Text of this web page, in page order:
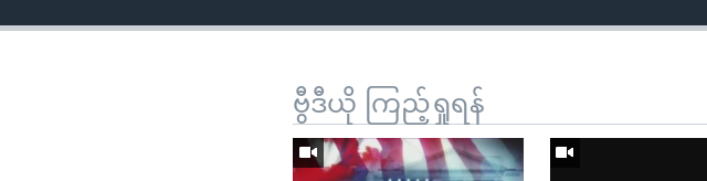
ဗွီဒီယို ကြည့်ရှုရန်